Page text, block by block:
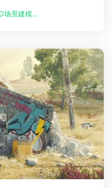
作者是如何在Blender中制
场景建模...